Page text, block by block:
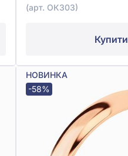
(арт. ОК303)
Купити
НОВИНКА
-58%